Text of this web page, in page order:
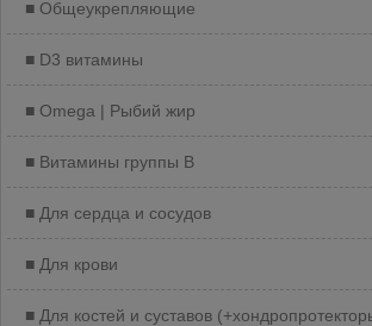
Общеукрепляющие
D3 витамины
Omega | Рыбий жир
Витамины группы B
Для сердца и сосудов
Для крови
Для костей и суставов